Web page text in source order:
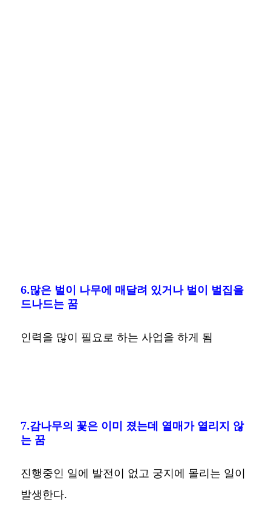
6.많은 벌이 나무에 매달려 있거나 벌이 벌집을
드나드는 꿈
인력을 많이 필요로 하는 사업을 하게 됨
7.감나무의 꽃은 이미 졌는데 열매가 열리지 않
는 꿈
진행중인 일에 발전이 없고 궁지에 몰리는 일이
발생한다.